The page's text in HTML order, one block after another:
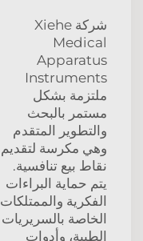
شركة Xiehe
Medical
Apparatus
Instruments
ملتزمة بشكل
مستمر بالبحث
والتطوير المتقدم
وهي مكرسة لتقديم
نقاط بيع تنافسية.
يتم حماية البراءات
الفكرية والممتلكات
الخاصة بالسريريات
الطبية، وأدوات